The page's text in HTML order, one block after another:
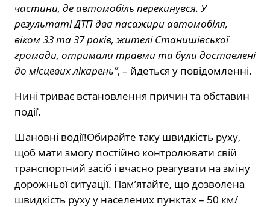
частини, де автомобіль перекинувся. У
результаті ДТП два пасажири автомобіля,
віком 33 та 37 років, жителі Станишівської
громади, отримали травми та були доставлені
до місцевих лікарень”, – йдеться у повідомленні.
Нині триває встановлення причин та обставин
події.
Шановні водії!Обирайте таку швидкість руху,
щоб мати змогу постійно контролювати свій
транспортний засіб і вчасно реагувати на зміну
дорожньої ситуації. Пам’ятайте, що дозволена
швидкість руху у населених пунктах – 50 км/